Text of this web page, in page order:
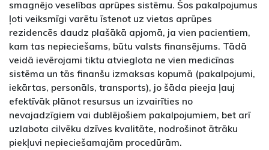
smagnējo veselības aprūpes sistēmu. Šos pakalpojumus
ļoti veiksmīgi varētu īstenot uz vietas aprūpes
rezidencēs daudz plašākā apjomā, ja vien pacientiem,
kam tas nepieciešams, būtu valsts finansējums. Tādā
veidā ievērojami tiktu atvieglota ne vien medicīnas
sistēma un tās finanšu izmaksas kopumā (pakalpojumi,
iekārtas, personāls, transports), jo šāda pieeja ļauj
efektīvāk plānot resursus un izvairīties no
nevajadzīgiem vai dublējošiem pakalpojumiem, bet arī
uzlabota cilvēku dzīves kvalitāte, nodrošinot ātrāku
piekļuvi nepieciešamajām procedūrām.